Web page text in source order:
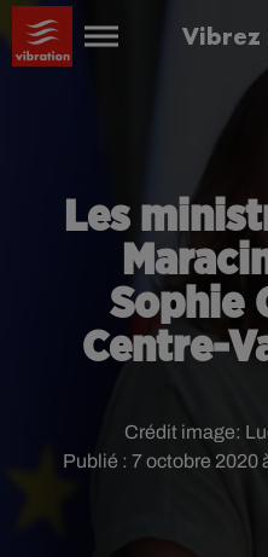
Vibrez
Les
Sophie
Centre-
Publié : 7 octobre 2020
Crédit image: